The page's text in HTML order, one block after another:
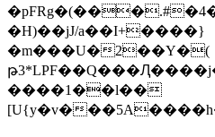
�H)��jJ/a��I+����}
�m���U�2��Y�(
����1��l��
[U{y�v�